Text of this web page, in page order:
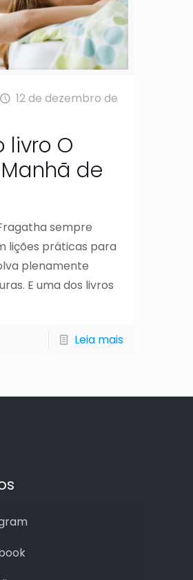
12 de dezembro de
livro O
de
sempre
lições práticas para
plenamente
E uma dos livros
Leia mais